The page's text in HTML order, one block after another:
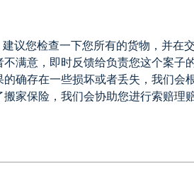
议您检查一下您所有的货物，并在
满意，即时反馈给负责您这个案子
确存在一些损坏或者丢失，我们会
家保险，我们会协助您进行索赔理赔